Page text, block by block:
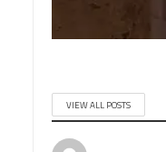
VIEW ALL POSTS